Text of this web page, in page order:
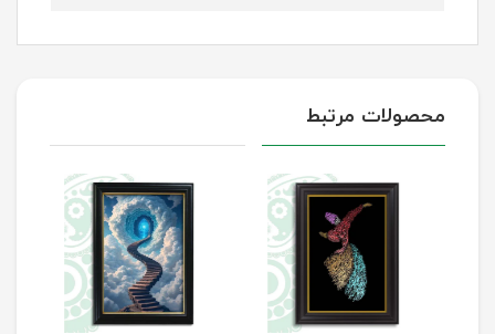
محصولات مرتبط